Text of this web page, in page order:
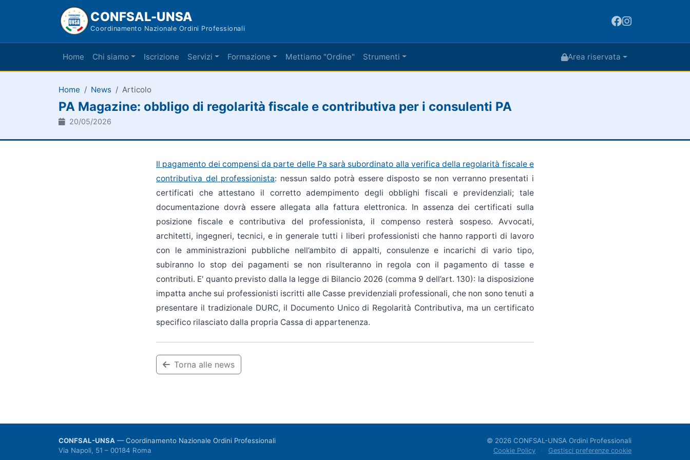
CONFSAL-UNSA
Coordinamento Nazionale Ordini Professionali
Home Chi siamo Iscrizione Servizi Formazione Mettiamo "Ordine" Strumenti Area riservata
Home News Articolo
PA Magazine: obbligo di regolarità fiscale e contributiva per i consulenti PA
20/05/2026
Il pagamento dei compensi da parte delle Pa sarà subordinato alla verifica della regolarità fiscale e
contributiva del professionista: nessun saldo potrà essere disposto se non verranno presentati i
certificati che attestano il corretto adempimento degli obblighi fiscali e previdenziali; tale
documentazione dovrà essere allegata alla fattura elettronica. In assenza dei certificati sulla
posizione fiscale e contributiva del professionista, il compenso resterà sospeso. Avvocati,
architetti, ingegneri, tecnici, e in generale tutti i liberi professionisti che hanno rapporti di lavoro
con le amministrazioni pubbliche nell’ambito di appalti, consulenze e incarichi di vario tipo,
subiranno lo stop dei pagamenti se non risulteranno in regola con il pagamento di tasse e
contributi. E' quanto previsto dalla la legge di Bilancio 2026 (comma 9 dell’art. 130): la disposizione
impatta anche sui professionisti iscritti alle Casse previdenziali professionali, che non sono tenuti a
presentare il tradizionale DURC, il Documento Unico di Regolarità Contributiva, ma un certificato
specifico rilasciato dalla propria Cassa di appartenenza.
Torna alle news
CONFSAL-UNSA — Coordinamento Nazionale Ordini Professionali
Via Napoli, 51 – 00184 Roma
© 2026 CONFSAL-UNSA Ordini Professionali
Cookie Policy · Gestisci preferenze cookie